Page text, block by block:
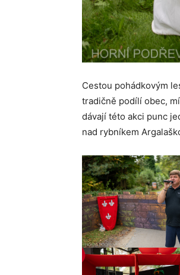
Cestou pohádkovým
tradičně podílí obec,
dávají této akci punc
nad rybníkem